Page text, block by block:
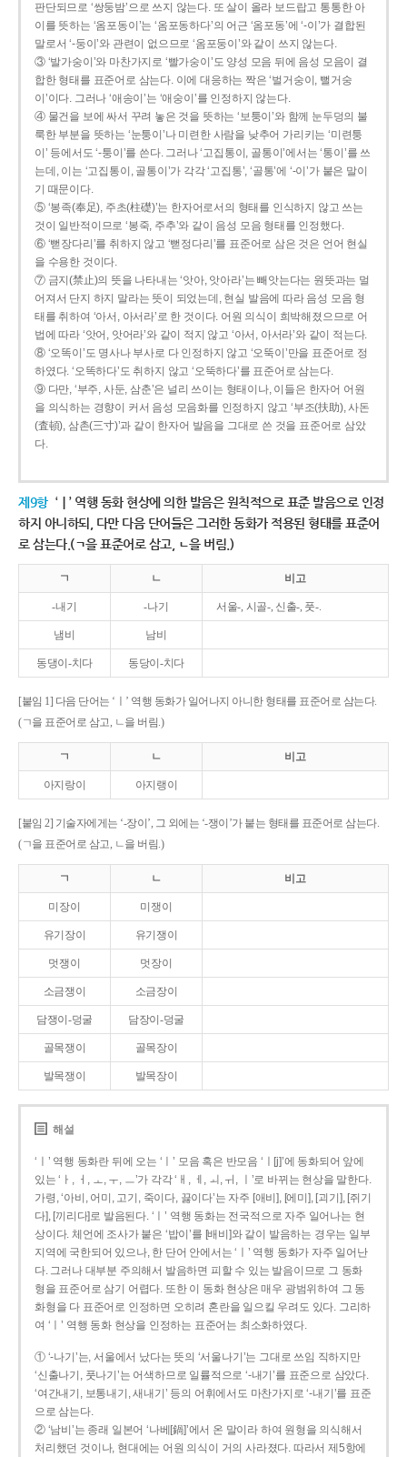
판단되므로 ‘쌍둥밤’으로 쓰지 않는다. 또 살이 올라 보드랍고 통통한 아
이를 뜻하는 ‘옴포동이’는 ‘옴포동하다’의 어근 ‘옴포동’에 ‘-이’가 결합된
말로서 ‘-둥이’와 관련이 없으므로 ‘옴포둥이’와 같이 쓰지 않는다.
③ ‘발가숭이’와 마찬가지로 ‘빨가숭이’도 양성 모음 뒤에 음성 모음이 결
합한 형태를 표준어로 삼는다. 이에 대응하는 짝은 ‘벌거숭이, 뻘거숭
이’이다. 그러나 ‘애송이’는 ‘애숭이’를 인정하지 않는다.
④ 물건을 보에 싸서 꾸려 놓은 것을 뜻하는 ‘보퉁이’와 함께 눈두덩의 불
룩한 부분을 뜻하는 ‘눈퉁이’나 미련한 사람을 낮추어 가리키는 ‘미련퉁
이’ 등에서도 ‘-퉁이’를 쓴다. 그러나 ‘고집통이, 골통이’에서는 ‘통이’를 쓰
는데, 이는 ‘고집통이, 골통이’가 각각 ‘고집통’, ‘골통’에 ‘-이’가 붙은 말이
기 때문이다.
⑤ ‘봉족(奉足), 주초(柱礎)’는 한자어로서의 형태를 인식하지 않고 쓰는
것이 일반적이므로 ‘봉죽, 주추’와 같이 음성 모음 형태를 인정했다.
⑥ ‘뻗장다리’를 취하지 않고 ‘뻗정다리’를 표준어로 삼은 것은 언어 현실
을 수용한 것이다.
⑦ 금지(禁止)의 뜻을 나타내는 ‘앗아, 앗아라’는 빼앗는다는 원뜻과는 멀
어져서 단지 하지 말라는 뜻이 되었는데, 현실 발음에 따라 음성 모음 형
태를 취하여 ‘아서, 아서라’로 한 것이다. 어원 의식이 희박해졌으므로 어
법에 따라 ‘앗어, 앗어라’와 같이 적지 않고 ‘아서, 아서라’와 같이 적는다.
⑧ ‘오똑이’도 명사나 부사로 다 인정하지 않고 ‘오뚝이’만을 표준어로 정
하였다. ‘오똑하다’도 취하지 않고 ‘오뚝하다’를 표준어로 삼는다.
⑨ 다만, ‘부주, 사둔, 삼춘’은 널리 쓰이는 형태이나, 이들은 한자어 어원
을 의식하는 경향이 커서 음성 모음화를 인정하지 않고 ‘부조(扶助), 사돈
(査頓), 삼촌(三寸)’과 같이 한자어 발음을 그대로 쓴 것을 표준어로 삼았
다.
제9항 ‘ㅣ’ 역행 동화 현상에 의한 발음은 원칙적으로 표준 발음으로 인정
하지 아니하되, 다만 다음 단어들은 그러한 동화가 적용된 형태를 표준어
로 삼는다.(ㄱ을 표준어로 삼고, ㄴ을 버림.)
ㄱ ㄴ 비고
-내기 -나기 서울-, 시골-, 신출-, 풋-.
냄비 남비
동댕이-치다 동당이-치다
[붙임 1] 다음 단어는 ‘ㅣ’ 역행 동화가 일어나지 아니한 형태를 표준어로 삼는다.
(ㄱ을 표준어로 삼고, ㄴ을 버림.)
ㄱ ㄴ 비고
아지랑이 아지랭이
[붙임 2] 기술자에게는 ‘-장이’, 그 외에는 ‘-쟁이’가 붙는 형태를 표준어로 삼는다.
(ㄱ을 표준어로 삼고, ㄴ을 버림.)
ㄱ ㄴ 비고
미장이 미쟁이
유기장이 유기쟁이
멋쟁이 멋장이
소금쟁이 소금장이
담쟁이-덩굴 담장이-덩굴
골목쟁이 골목장이
발목쟁이 발목장이
해설
‘ㅣ’ 역행 동화란 뒤에 오는 ‘ㅣ’ 모음 혹은 반모음 ‘ㅣ[j]’에 동화되어 앞에
있는 ‘ㅏ, ㅓ, ㅗ, ㅜ, ㅡ’가 각각 ‘ㅐ, ㅔ, ㅚ, ㅟ, ㅣ’로 바뀌는 현상을 말한다.
가령, ‘아비, 어미, 고기, 죽이다, 끓이다’는 자주 [애비], [에미], [괴기], [쥐기
다], [끼리다]로 발음된다. ‘ㅣ’ 역행 동화는 전국적으로 자주 일어나는 현
상이다. 체언에 조사가 붙은 ‘밥이’를 [배비]와 같이 발음하는 경우는 일부
지역에 국한되어 있으나, 한 단어 안에서는 ‘ㅣ’ 역행 동화가 자주 일어난
다. 그러나 대부분 주의해서 발음하면 피할 수 있는 발음이므로 그 동화
형을 표준어로 삼기 어렵다. 또한 이 동화 현상은 매우 광범위하여 그 동
화형을 다 표준어로 인정하면 오히려 혼란을 일으킬 우려도 있다. 그리하
여 ‘ㅣ’ 역행 동화 현상을 인정하는 표준어는 최소화하였다.
① ‘-나기’는, 서울에서 났다는 뜻의 ‘서울나기’는 그대로 쓰임 직하지만
‘신출나기, 풋나기’는 어색하므로 일률적으로 ‘-내기’를 표준으로 삼았다.
‘여간내기, 보통내기, 새내기’ 등의 어휘에서도 마찬가지로 ‘-내기’를 표준
으로 삼는다.
② ‘남비’는 종래 일본어 ‘나베[鍋]’에서 온 말이라 하여 원형을 의식해서
처리했던 것이나, 현대에는 어원 의식이 거의 사라졌다. 따라서 제5항에